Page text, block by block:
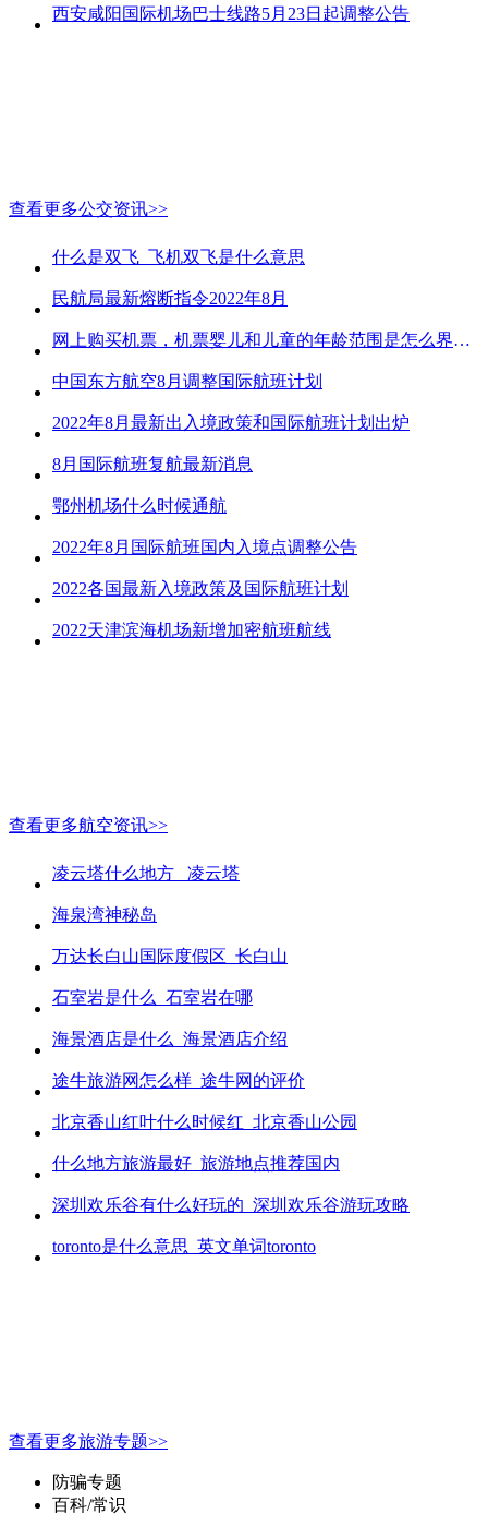
西安咸阳国际机场巴士线路5月23日起调整公告
查看更多公交资讯>>
什么是双飞_飞机双飞是什么意思
民航局最新熔断指令2022年8月
网上购买机票，机票婴儿和儿童的年龄范围是怎么界定的？
中国东方航空8月调整国际航班计划
2022年8月最新出入境政策和国际航班计划出炉
8月国际航班复航最新消息
鄂州机场什么时候通航
2022年8月国际航班国内入境点调整公告
2022各国最新入境政策及国际航班计划
2022天津滨海机场新增加密航班航线
查看更多航空资讯>>
凌云塔什么地方_ 凌云塔
海泉湾神秘岛
万达长白山国际度假区_长白山
石室岩是什么_石室岩在哪
海景酒店是什么_海景酒店介绍
途牛旅游网怎么样_途牛网的评价
北京香山红叶什么时候红_北京香山公园
什么地方旅游最好_旅游地点推荐国内
深圳欢乐谷有什么好玩的_深圳欢乐谷游玩攻略
toronto是什么意思_英文单词toronto
查看更多旅游专题>>
防骗专题
百科/常识